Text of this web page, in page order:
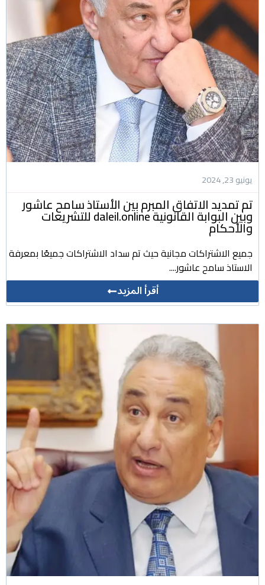
يونيو 23, 2024
تم تمديد الاتفاق المبرم بين الأستاذ سامح عاشور
وبين البوابة القانونية daleil.online للتشريعات
والأحكام
جميع الاشتراكات مجانية حيث تم سداد الاشتراكات جميعًا بمعرفة
الاستاذ سامح عاشور....
أقرأ المزيد